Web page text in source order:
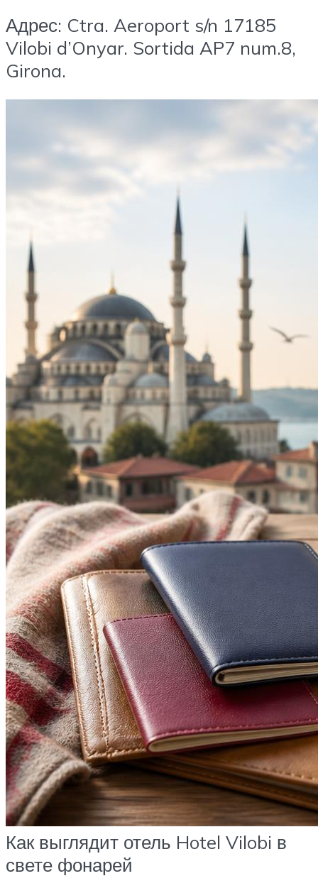
Адрес: Ctra. Aeroport s/n 17185
Vilobi d’Onyar. Sortida AP7 num.8,
Girona.
Как выглядит отель Hotel Vilobi в
свете фонарей